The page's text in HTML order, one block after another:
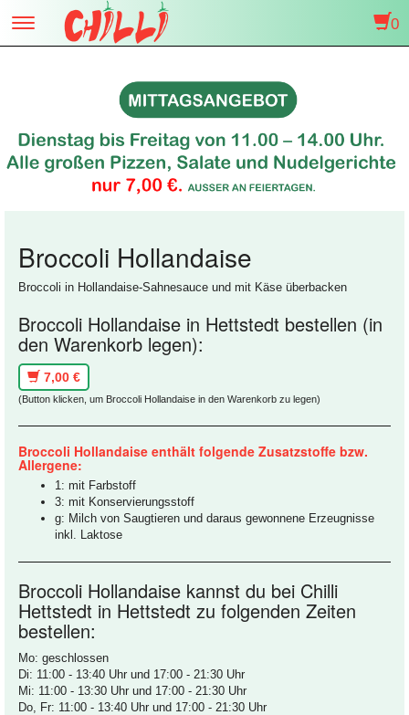
Toggle
navigation
0
Broccoli Hollandaise
Broccoli in Hollandaise-Sahnesauce und mit Käse überbacken
Broccoli Hollandaise in Hettstedt bestellen (in
den Warenkorb legen):
7,00 €
(Button klicken, um Broccoli Hollandaise in den Warenkorb zu legen)
Broccoli Hollandaise enthält folgende Zusatzstoffe bzw.
Allergene:
1: mit Farbstoff
3: mit Konservierungsstoff
g: Milch von Saugtieren und daraus gewonnene Erzeugnisse
inkl. Laktose
Broccoli Hollandaise kannst du bei Chilli
Hettstedt in Hettstedt zu folgenden Zeiten
bestellen:
Mo: geschlossen
Di: 11:00 - 13:40 Uhr und 17:00 - 21:30 Uhr
Mi: 11:00 - 13:30 Uhr und 17:00 - 21:30 Uhr
Do, Fr: 11:00 - 13:40 Uhr und 17:00 - 21:30 Uhr